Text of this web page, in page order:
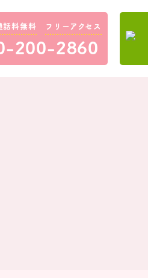
話料無料 フリーアクセス
200-2860